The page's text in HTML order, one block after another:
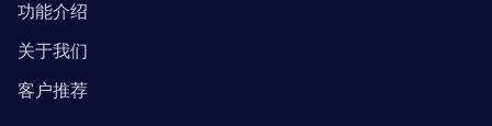
功能介绍
关于我们
客户推荐